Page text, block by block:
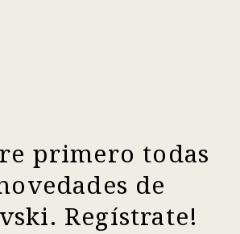
primero todas
de
Regístrate!